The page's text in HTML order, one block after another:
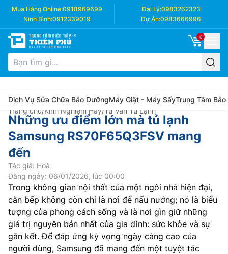
Mua Hàng Online:0918969699 Đại Lý:0983262323
Ninh Bình:0912339019 Dự Án:0983666996
0
Dịch Vụ Sửa Chữa Bảo DưỡngMáy Giặt - Máy SấyTrung Tâm Bảo
Trang chủ/Kinh Nghiệm Hay/Tư Vấn Tủ Lạnh
Những ưu điểm lớn mà tủ lạnh
Samsung RS70F65Q3FSV mang
đến
Tác giả: Hoà
Đăng ngày: 06/01/2026, lúc 00:00
Trong không gian nội thất của một ngôi nhà hiện đại,
căn bếp không còn chỉ là nơi để nấu nướng; nó là biểu
tượng của phong cách sống và là nơi gìn giữ những
giá trị nguyên bản nhất của gia đình: sức khỏe và sự
gắn kết. Để đáp ứng kỳ vọng ngày càng cao của
người dùng, Samsung đã mang đến một tuyệt tác